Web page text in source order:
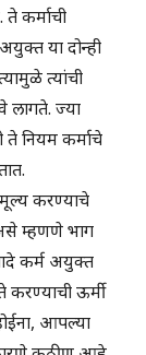
कर्माची
या दोन्ही
त्यांची
लागते. ज्या
नियम कर्माचे
करण्याचे
म्हणणे भाग
कर्म अयुक्त
ऊर्मी
आपल्या